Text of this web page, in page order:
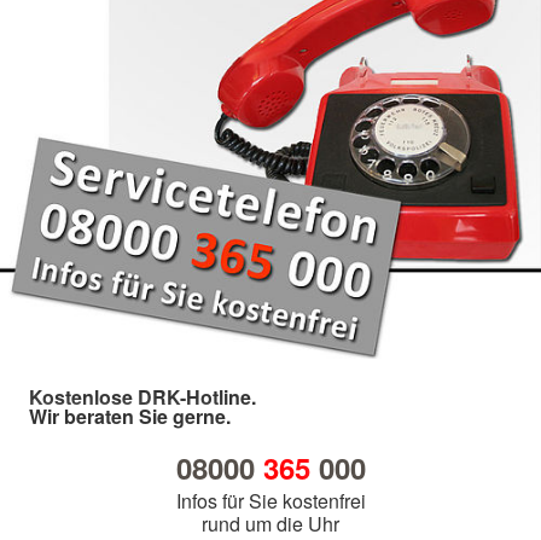
Kostenlose DRK-Hotline.
Wir beraten Sie gerne.
08000 365000
Infos für Sie kostenfrei
rund um die Uhr